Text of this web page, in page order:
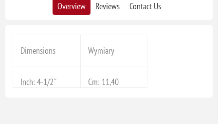
Overview Reviews Contact Us
Dimensions Wymiary
Inch: 4-1/2'' Cm: 11,40